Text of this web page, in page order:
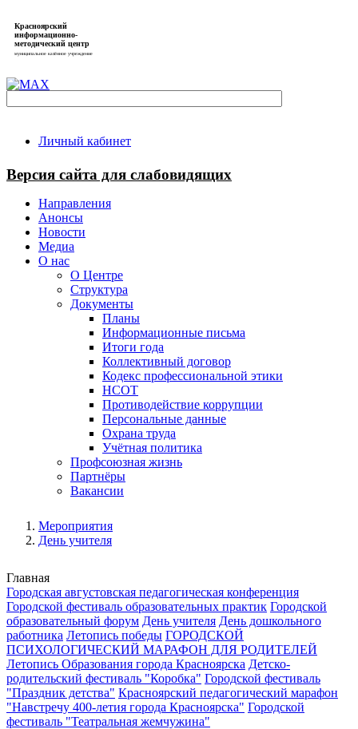
Красноярский
информационно-
методический центр
муниципальное казённое учреждение
Личный кабинет
Версия сайта для слабовидящих
Направления
Анонсы
Новости
Медиа
О нас
О Центре
Структура
Документы
Планы
Информационные письма
Итоги года
Коллективный договор
Кодекс профессиональной этики
НСОТ
Противодействие коррупции
Персональные данные
Охрана труда
Учётная политика
Профсоюзная жизнь
Партнёры
Вакансии
Мероприятия
День учителя
Главная
Городская августовская педагогическая конференция
Городской фестиваль образовательных практик Городской
образовательный форум День учителя День дошкольного
работника Летопись победы ГОРОДСКОЙ
ПСИХОЛОГИЧЕСКИЙ МАРАФОН ДЛЯ РОДИТЕЛЕЙ
Летопись Образования города Красноярска Детско-
родительский фестиваль "Коробка" Городской фестиваль
"Праздник детства" Красноярский педагогический марафон
"Навстречу 400-летия города Красноярска" Городской
фестиваль "Театральная жемчужина"